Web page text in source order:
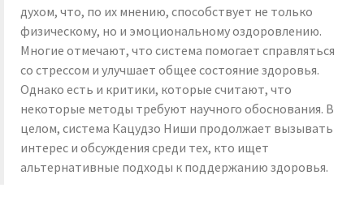
духом, что, по их мнению, способствует не только
физическому, но и эмоциональному оздоровлению.
Многие отмечают, что система помогает справляться
со стрессом и улучшает общее состояние здоровья.
Однако есть и критики, которые считают, что
некоторые методы требуют научного обоснования. В
целом, система Кацудзо Ниши продолжает вызывать
интерес и обсуждения среди тех, кто ищет
альтернативные подходы к поддержанию здоровья.